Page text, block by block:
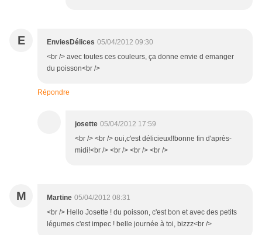
E EnviesDélices 05/04/2012 09:30
<br /> avec toutes ces couleurs, ça donne envie d emanger
du poisson<br />
Répondre
josette 05/04/2012 17:59
<br /> <br /> oui,c'est délicieux!!bonne fin d'après-
midi!<br /> <br /> <br /> <br />
M Martine 05/04/2012 08:31
<br /> Hello Josette ! du poisson, c'est bon et avec des petits
légumes c'est impec ! belle journée à toi, bizzz<br />